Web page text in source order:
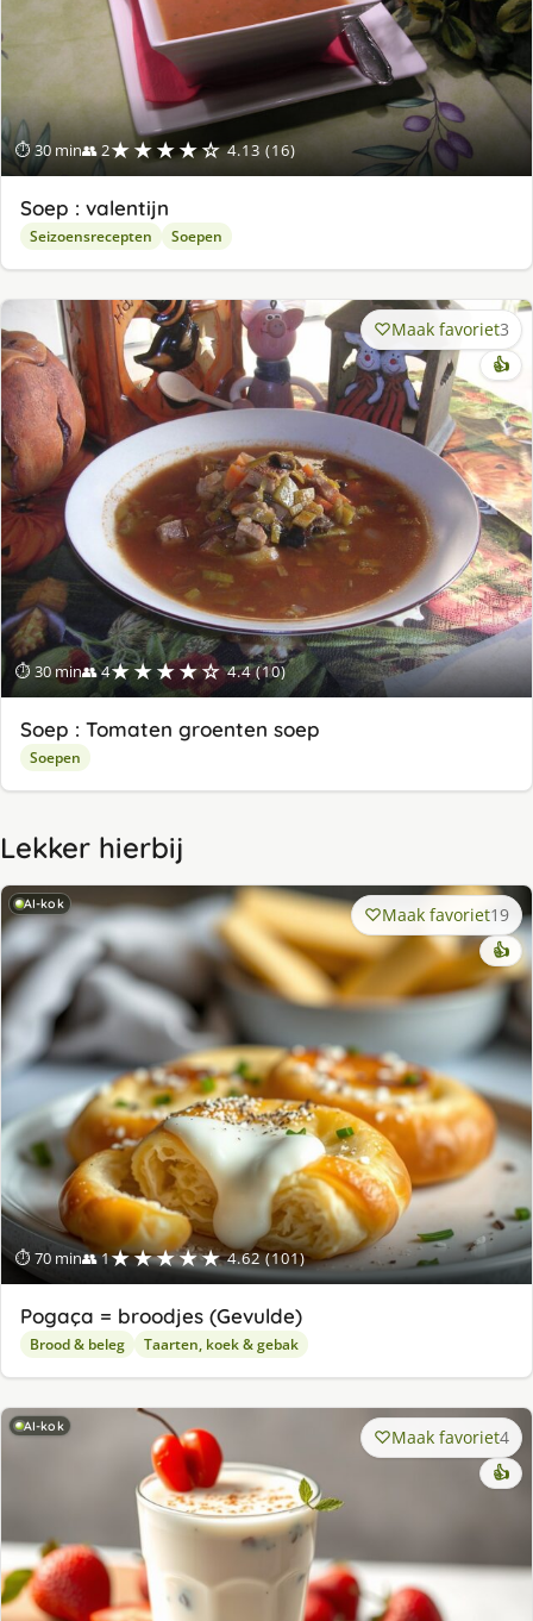
⏱ 30 min👥 2★★★★☆ 4.13 (16)
Soep : valentijn
Seizoensrecepten Soepen
⏱ 30 min👥 4★★★★☆ 4.4 (10)
Maak favoriet3
👍
Soep : Tomaten groenten soep
Soepen
Lekker hierbij
AI-kok
⏱ 70 min👥 1★★★★★ 4.62 (101)
Maak favoriet19
👍
Pogaça = broodjes (Gevulde)
Brood & beleg Taarten, koek & gebak
AI-kok Maak favoriet4
👍